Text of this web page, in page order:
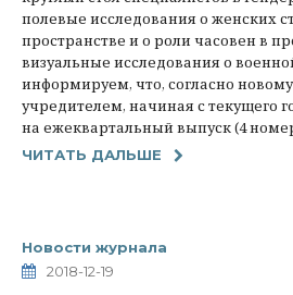
полевые исследования о женских
пространстве и о роли часовен в
визуальные исследования о
информируем, что, согласно
учредителем, начиная с текущего
на ежеквартальный выпуск (4
ЧИТАТЬ ДАЛЬШЕ
Новости журнала
2018-12-19